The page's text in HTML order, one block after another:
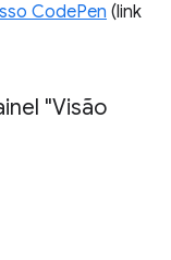
CodePen (link
"Visão